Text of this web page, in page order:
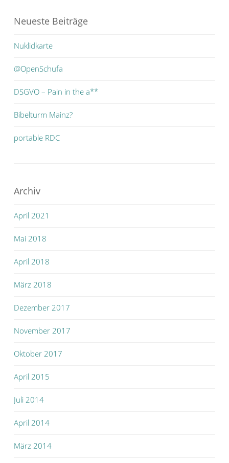
Neueste Beiträge
Nuklidkarte
@OpenSchufa
DSGVO – Pain in the a**
Bibelturm Mainz?
portable RDC
Archiv
April 2021
Mai 2018
April 2018
März 2018
Dezember 2017
November 2017
Oktober 2017
April 2015
Juli 2014
April 2014
März 2014